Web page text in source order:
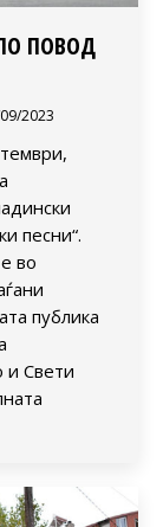
ПОВОД
2023
песни“.
во
публика
и Свети